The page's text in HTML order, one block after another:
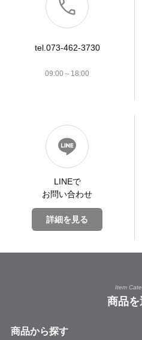
tel.073-462-3730
09:00～18:00
LINEで
お問い合わせ
詳細を見る
Item
商品を
商品から探す